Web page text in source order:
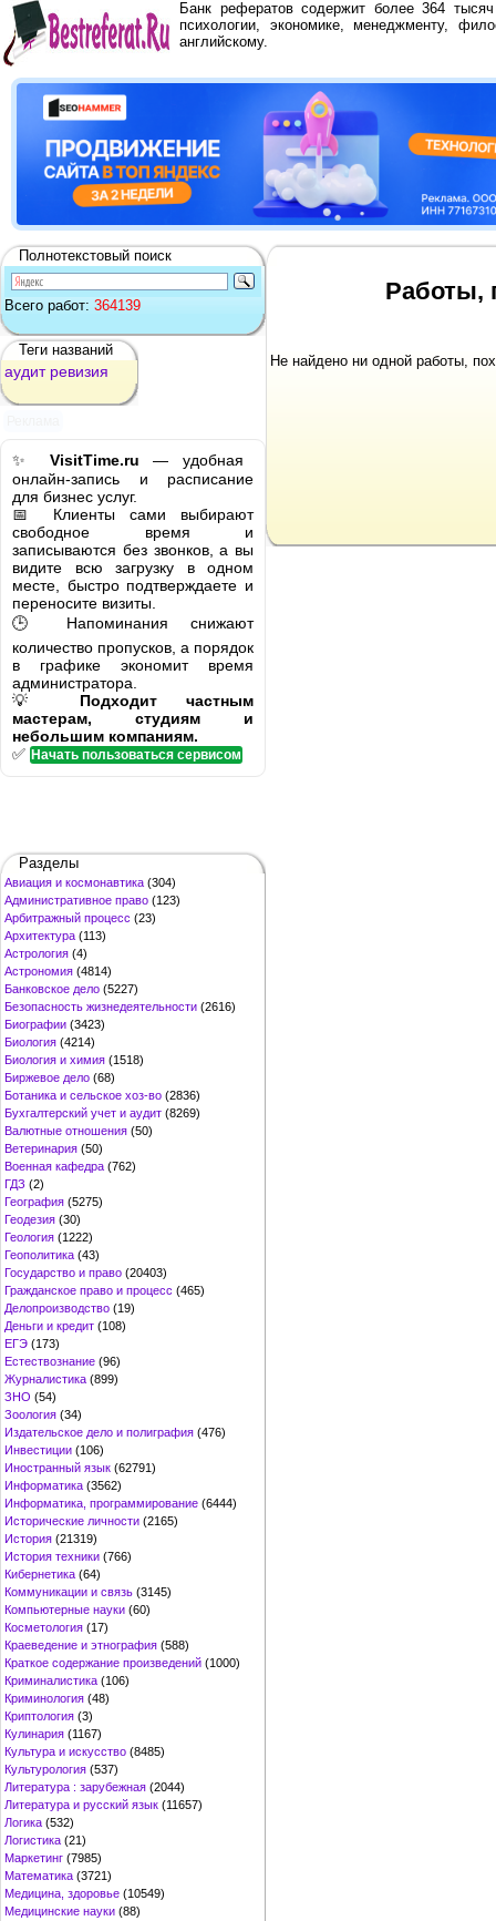
Банк рефератов содержит более 364
психологии, экономике, менеджменту,
английскому.
Полнотекстовый поиск
Всего работ: 364139
Теги названий
аудит ревизия
✨ VisitTime.ru — удобная
онлайн-запись и расписание
для бизнес услуг.
📅 Клиенты сами выбирают
свободное время и
записываются без звонков, а вы
видите всю загрузку в одном
месте, быстро подтверждаете и
переносите визиты.
🕒 Напоминания снижают
количество пропусков, а порядок
в графике экономит время
администратора.
💡 Подходит частным
мастерам, студиям и
небольшим компаниям.
✅ Начать пользоваться сервисом
Разделы
Авиация и космонавтика (304)
Административное право (123)
Арбитражный процесс (23)
Архитектура (113)
Астрология (4)
Астрономия (4814)
Банковское дело (5227)
Безопасность жизнедеятельности (2616)
Биографии (3423)
Биология (4214)
Биология и химия (1518)
Биржевое дело (68)
Ботаника и сельское хоз-во (2836)
Бухгалтерский учет и аудит (8269)
Валютные отношения (50)
Ветеринария (50)
Военная кафедра (762)
ГДЗ (2)
География (5275)
Геодезия (30)
Геология (1222)
Геополитика (43)
Государство и право (20403)
Гражданское право и процесс (465)
Делопроизводство (19)
Деньги и кредит (108)
ЕГЭ (173)
Естествознание (96)
Журналистика (899)
ЗНО (54)
Зоология (34)
Издательское дело и полиграфия (476)
Инвестиции (106)
Иностранный язык (62791)
Информатика (3562)
Информатика, программирование (6444)
Исторические личности (2165)
История (21319)
История техники (766)
Кибернетика (64)
Коммуникации и связь (3145)
Компьютерные науки (60)
Косметология (17)
Краеведение и этнография (588)
Краткое содержание произведений (1000)
Криминалистика (106)
Криминология (48)
Криптология (3)
Кулинария (1167)
Культура и искусство (8485)
Культурология (537)
Литература : зарубежная (2044)
Литература и русский язык (11657)
Логика (532)
Логистика (21)
Маркетинг (7985)
Математика (3721)
Медицина, здоровье (10549)
Медицинские науки (88)
Работы,
Не найдено ни одной работы,